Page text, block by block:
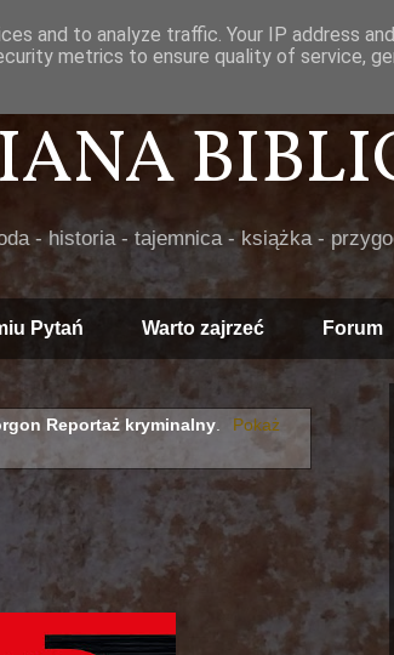
- historia - tajemnica - książka -
Pytań Warto zajrzeć Forum
Reportaż kryminalny.
Pokaż
and to analyze traffic. Your IP address
metrics to ensure quality of service,